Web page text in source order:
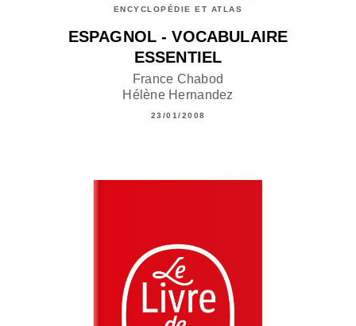
ENCYCLOPÉDIE ET ATLAS
ESPAGNOL - VOCABULAIRE
ESSENTIEL
France Chabod
Hélène Hernandez
23/01/2008